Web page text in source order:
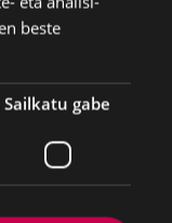
SPANISH
beste
Sailkatu gabe